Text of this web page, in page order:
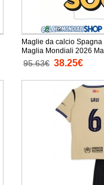
Maglie da calcio
95.63€ 38.25€